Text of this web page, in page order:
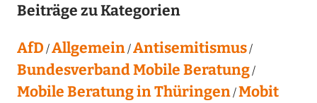
Beiträge zu Kategorien
AfD Allgemein Antisemitismus
Bundesverband Mobile Beratung
Mobile Beratung in Thüringen Mobit